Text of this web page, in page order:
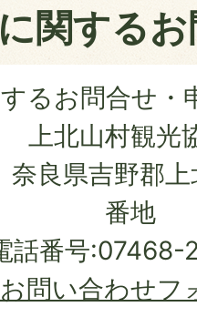
関する
るお問合せ・
上北山村観光
良県吉野郡上
番地
話番号:07468-
お問い合わせフ